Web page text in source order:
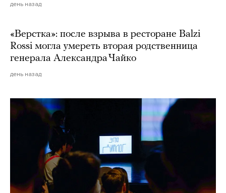
день назад
«Верстка»: после взрыва в ресторане Balzi
Rossi могла умереть вторая родственница
генерала Александра Чайко
день назад